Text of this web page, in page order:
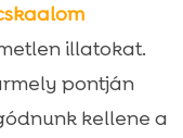
illatokat.
pontján
kellene a